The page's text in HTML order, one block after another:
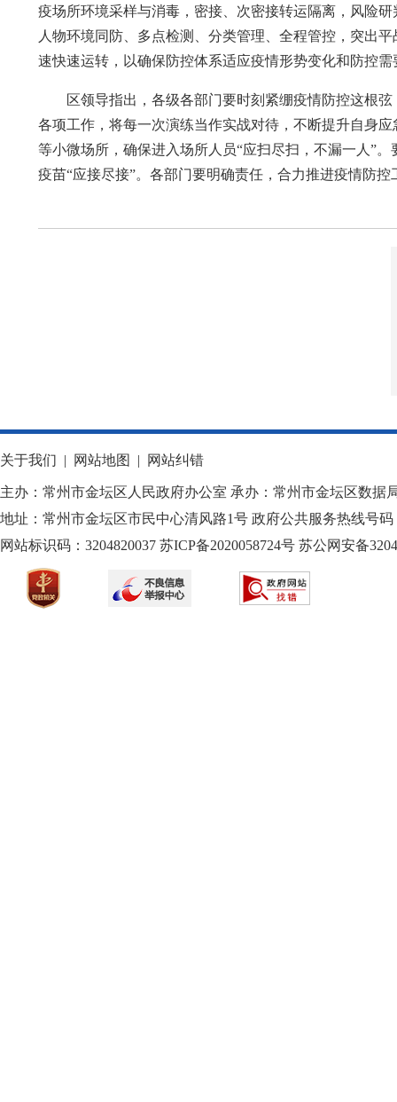
疫场所环境采样与消毒，密接、次密接转运隔离，风险
人物环境同防、多点检测、分类管理、全程管控，突出
速快速运转，以确保防控体系适应疫情形势变化和防控需
区领导指出，各级各部门要时刻紧绷疫情防控这根
各项工作，将每一次演练当作实战对待，不断提升自身
等小微场所，确保进入场所人员“应扫尽扫，不漏一人”
疫苗“应接尽接”。各部门要明确责任，合力推进疫情防
关于我们 | 网站地图 | 网站纠错
主办：常州市金坛区人民政府办公室 承办：常州市金坛区数据
地址：常州市金坛区市民中心清风路1号 政府公共服务热线号码
网站标识码：3204820037 苏ICP备2020058724号 苏公网安备